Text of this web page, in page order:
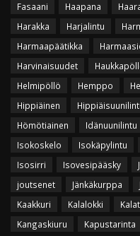
Fasaani
Haapana
Harakka
Harjalintu
Harmaapäätikka
Harvinaisuudet
Helmipöllö
Hemppo
Hippiäinen
Hömötiainen
Idänuunilintu
Isokoskelo
Isokäpylintu
Isosirri
Isovesipääsky
joutsenet
Jänkäkurppa
Kaakkuri
Kalalokki
Kangaskiuru
Kapustarinta